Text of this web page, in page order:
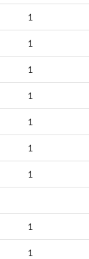
1
1
1
1
1
1
1
1
1